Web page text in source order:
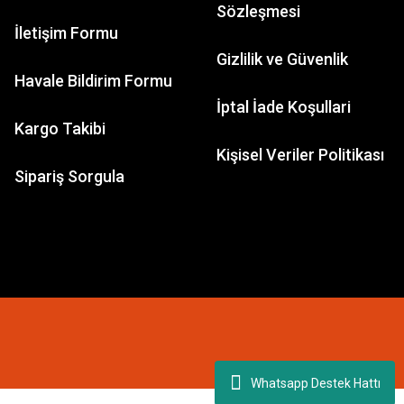
Whatsapp Destek Hattı
AIRFIX
TORPEDO BOAT
İletişim Formu
Havale Bildirim Formu
Kargo Takibi
Sipariş Sorgula
Sözleşmesi
Gizlilik ve Güvenlik
İptal İade Koşullari
Kişisel Veriler Politikası